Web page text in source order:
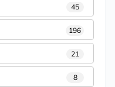
45
196
21
8